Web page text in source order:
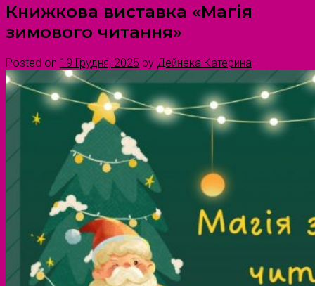
Книжкова виставка «Магія
зимового читання»
Posted on 19 Грудня, 2025 by Дейнека Катерина